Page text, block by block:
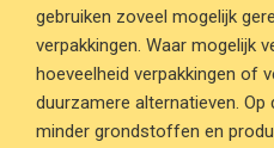
gebruiken zoveel mogelijk
verpakkingen. Waar mogelijk
hoeveelheid verpakkingen of
duurzamere alternatieven. Op
minder grondstoffen en